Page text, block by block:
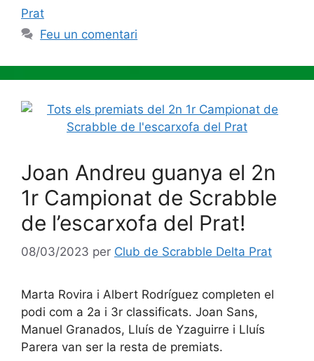
Prat
Feu un comentari
Joan Andreu guanya el 2n
1r Campionat de Scrabble
de l’escarxofa del Prat!
08/03/2023 per Club de Scrabble Delta Prat
Marta Rovira i Albert Rodríguez completen el
podi com a 2a i 3r classificats. Joan Sans,
Manuel Granados, Lluís de Yzaguirre i Lluís
Parera van ser la resta de premiats.